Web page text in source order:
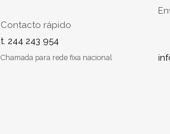
Contacto rápido
t. 244 243 954
Chamada para rede fixa nacional